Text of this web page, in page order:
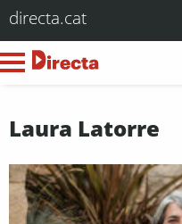
directa.cat
Laura Latorre